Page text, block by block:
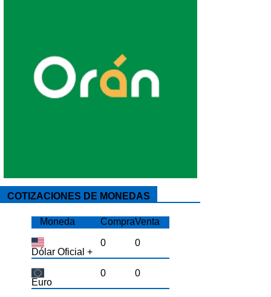
COTIZACIONES DE MONEDAS
Moneda CompraVenta
Dólar Oficial +
0 0
Euro
0 0